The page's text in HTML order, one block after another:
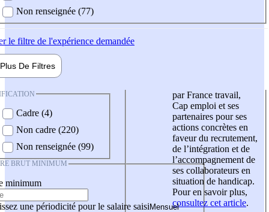
Non renseignée (77)
le filtre de l'expérience demandée
Plus De Filtres
Cadre (4)
Non cadre (220)
Non renseignée (99)
BRUT MINIMUM
minimum
une périodicité pour le salaire saisi
par France travail,
Cap emploi et ses
partenaires pour ses
actions concrètes en
faveur du recrutement,
de l’intégration et de
l’accompagnement de
ses collaborateurs en
situation de handicap.
Pour en savoir plus,
consultez cet article.